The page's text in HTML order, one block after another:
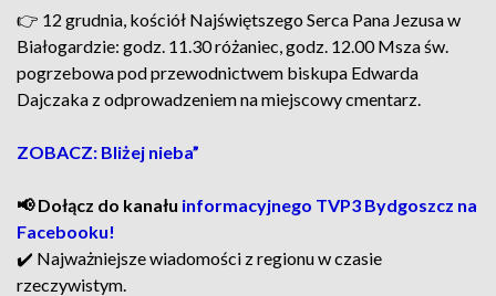
👉 12 grudnia, kościół Najświętszego Serca Pana Jezusa w
Białogardzie: godz. 11.30 różaniec, godz. 12.00 Msza św.
pogrzebowa pod przewodnictwem biskupa Edwarda
Dajczaka z odprowadzeniem na miejscowy cmentarz.
ZOBACZ: Bliżej nieba”
📢 Dołącz do kanału informacyjnego TVP3 Bydgoszcz na
Facebooku!
✔️ Najważniejsze wiadomości z regionu w czasie
rzeczywistym.